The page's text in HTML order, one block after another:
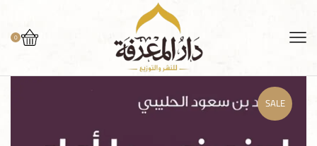
0
SALE